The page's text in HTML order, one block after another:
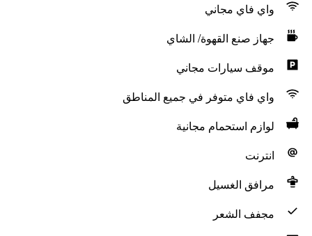
واي فاي مجاني
جهاز صنع القهوة/ الشاي
موقف سيارات مجاني
واي فاي متوفر في جميع المناطق
لوازم استحمام مجانية
انترنت
مرافق الغسيل
مجفف الشعر